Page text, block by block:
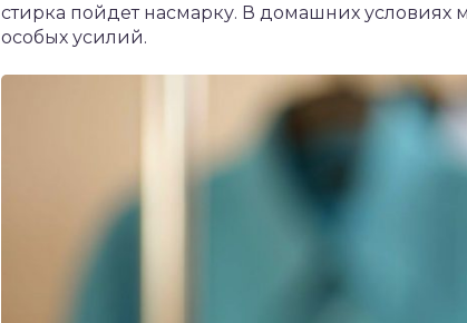
стирка пойдет насмарку. В домашних условиях
особых усилий.